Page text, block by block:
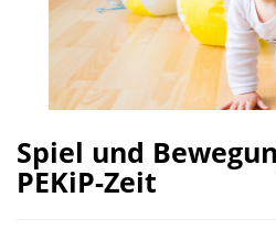
Spiel und
PEKiP-Zeit